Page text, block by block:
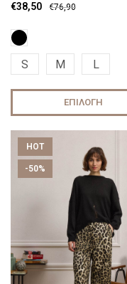
€76,90
€38,50
S M L
ΕΠΙΛΟΓΉ
HOT
-50%